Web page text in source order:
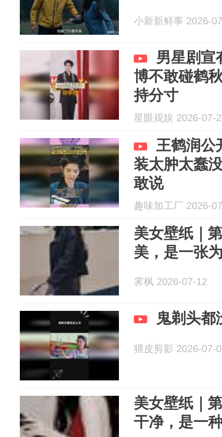
小新新鲜事 2026-
男星剧宣
博不敢碰鹤
持分寸
星眼观娱 2026-07-
王鹤润公
装太肿太蠢
敢说
趣味加工厂 2026-
美女壁纸｜
美，是一张
霁枫 2026-07-12
鬼剃头都
猥皮剪影 2026-07-
美女壁纸｜
干净，是一